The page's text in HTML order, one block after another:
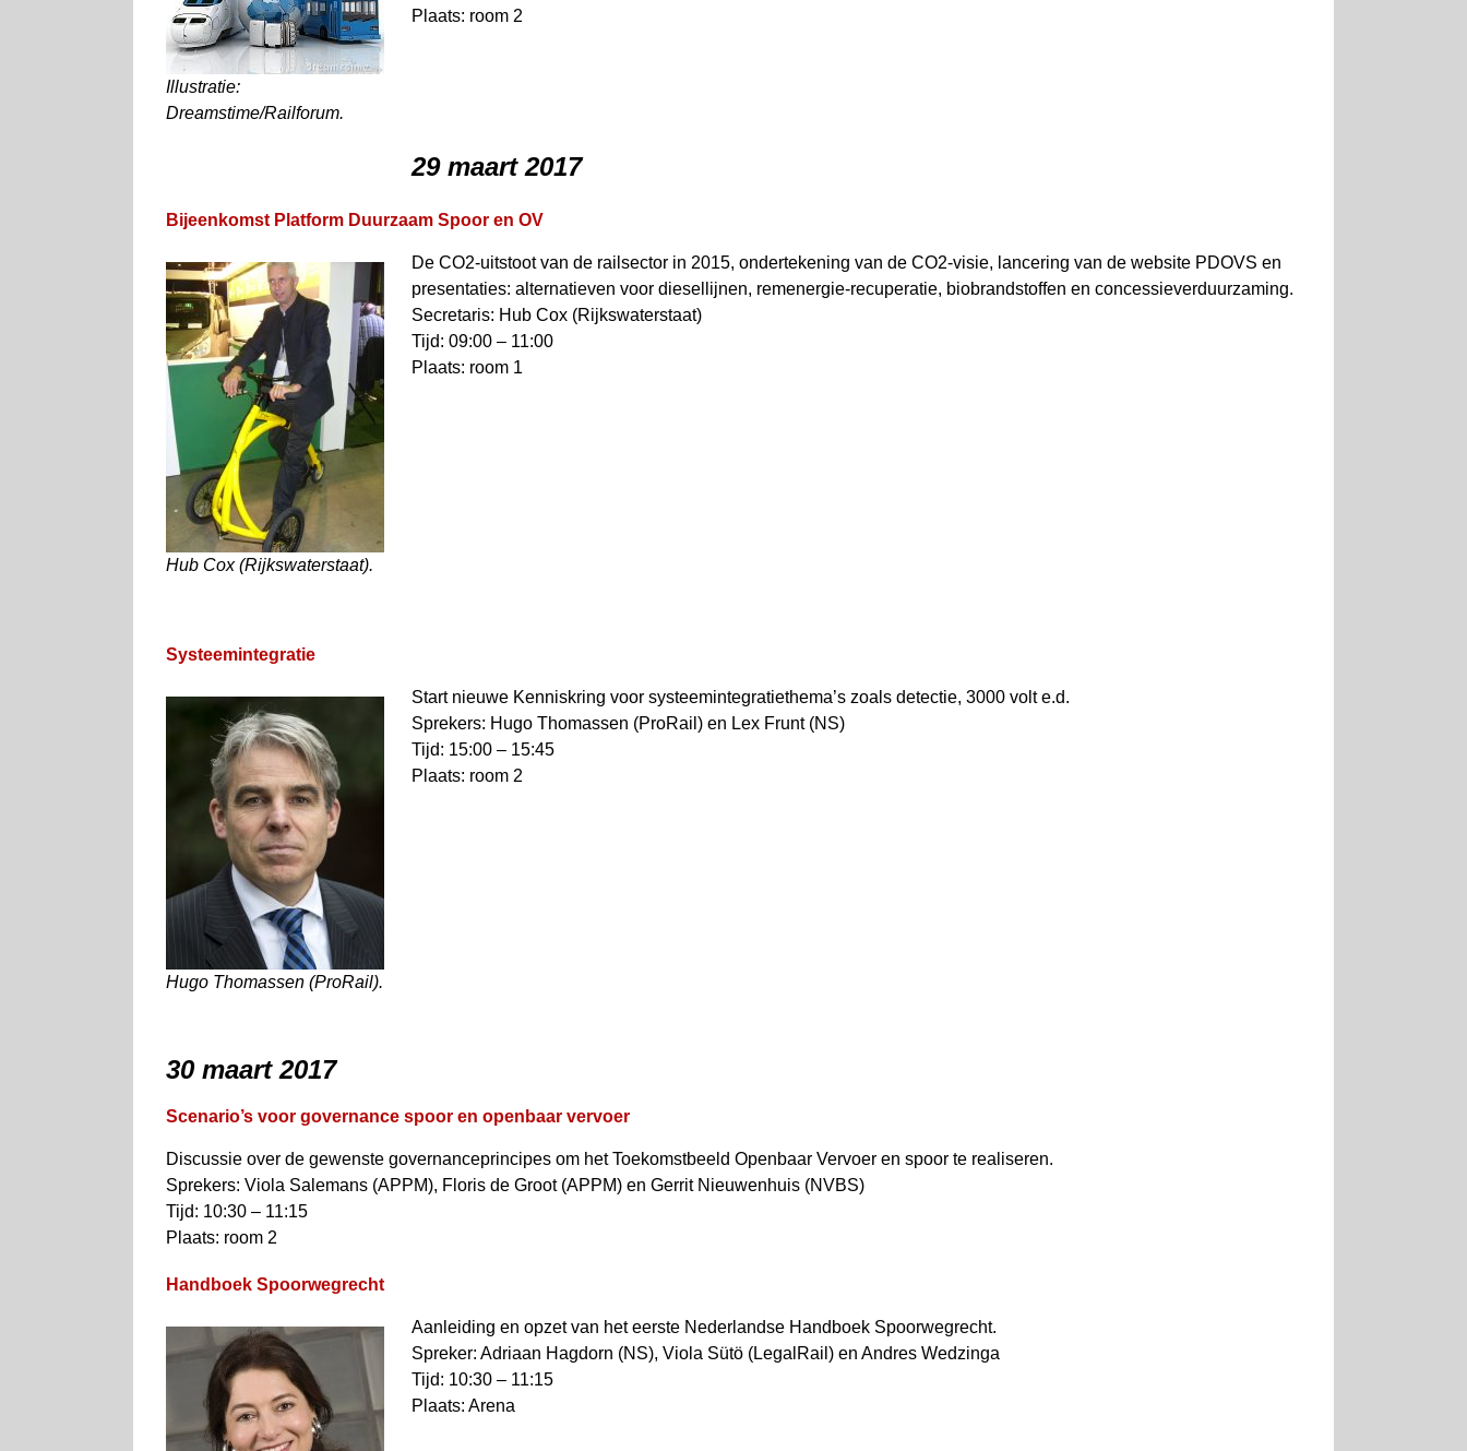
Illustratie:
Dreamstime/Railforum.
Plaats: room 2
29 maart 2017
Bijeenkomst Platform Duurzaam Spoor en OV
Hub Cox (Rijkswaterstaat).
De CO2-uitstoot van de railsector in 2015, ondertekening van de CO2-visie, lancering van de website PDOVS en
presentaties: alternatieven voor diesellijnen, remenergie-recuperatie, biobrandstoffen en concessieverduurzaming.
Secretaris: Hub Cox (Rijkswaterstaat)
Tijd: 09:00 – 11:00
Plaats: room 1
Systeemintegratie
Hugo Thomassen (ProRail).
Start nieuwe Kenniskring voor systeemintegratiethema’s zoals detectie, 3000 volt e.d.
Sprekers: Hugo Thomassen (ProRail) en Lex Frunt (NS)
Tijd: 15:00 – 15:45
Plaats: room 2
30 maart 2017
Scenario’s voor governance spoor en openbaar vervoer
Discussie over de gewenste governanceprincipes om het Toekomstbeeld Openbaar Vervoer en spoor te realiseren.
Sprekers: Viola Salemans (APPM), Floris de Groot (APPM) en Gerrit Nieuwenhuis (NVBS)
Tijd: 10:30 – 11:15
Plaats: room 2
Handboek Spoorwegrecht
Aanleiding en opzet van het eerste Nederlandse Handboek Spoorwegrecht.
Spreker: Adriaan Hagdorn (NS), Viola Sütö (LegalRail) en Andres Wedzinga
Tijd: 10:30 – 11:15
Plaats: Arena